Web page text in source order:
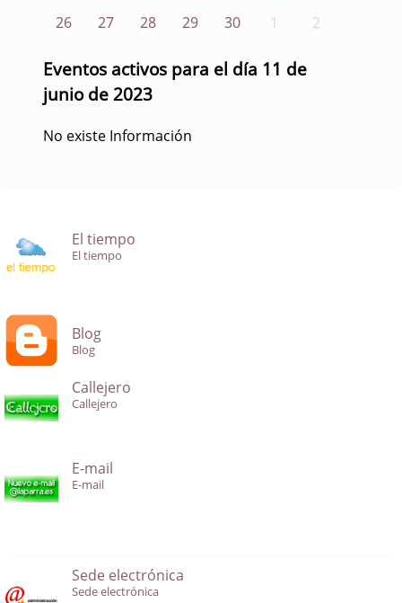
26
27 28 29 30 1 2
Eventos activos para el día 11 de
junio de 2023
No existe Información
El tiempo
El tiempo
Blog
Blog
Callejero
Callejero
E-mail
E-mail
Sede electrónica
Sede electrónica